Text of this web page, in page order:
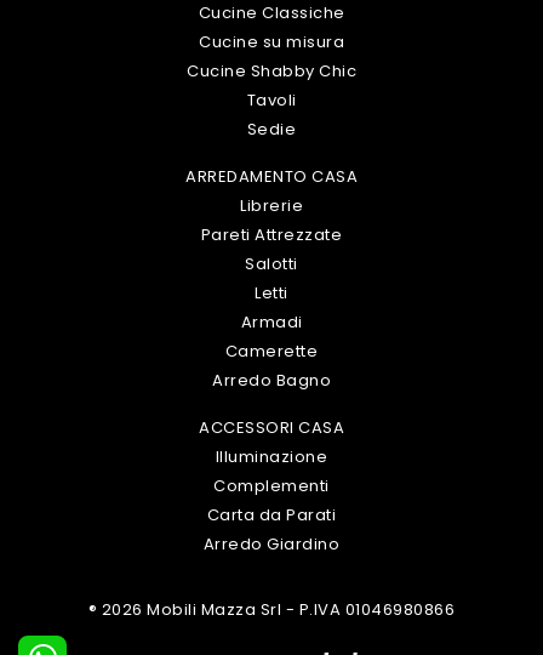
Cucine Classiche
Cucine su misura
Cucine Shabby Chic
Tavoli
Sedie
ARREDAMENTO CASA
Librerie
Pareti Attrezzate
Salotti
Letti
Armadi
Camerette
Arredo Bagno
ACCESSORI CASA
Illuminazione
Complementi
Carta da Parati
Arredo Giardino
® 2026 Mobili Mazza Srl - P.IVA 01046980866